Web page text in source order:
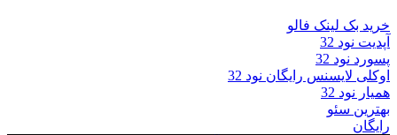
خرید بک لینک فالو
آپدیت نود 32
پسورد نود 32
اوکلی لایسنس رایگان نود 32
همیار نود 32
بهترین سئو
رایگان